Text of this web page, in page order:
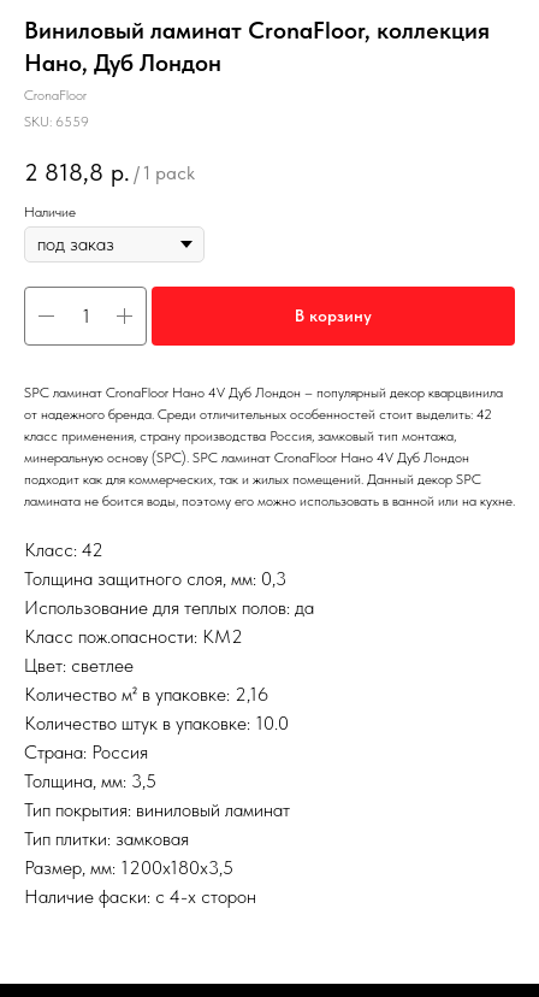
Виниловый ламинат CronaFloor, коллекция
Нано, Дуб Лондон
CronaFloor
SKU: 6559
2 818,8 р. / 1 pack
Наличие
В корзину
SPC ламинат CronaFloor Нано 4V Дуб Лондон – популярный декор кварцвинила
от надежного бренда. Среди отличительных особенностей стоит выделить: 42
класс применения, страну производства Россия, замковый тип монтажа,
минеральную основу (SPC). SPC ламинат CronaFloor Нано 4V Дуб Лондон
подходит как для коммерческих, так и жилых помещений. Данный декор SPC
ламината не боится воды, поэтому его можно использовать в ванной или на кухне.
Класс: 42
Толщина защитного слоя, мм: 0,3
Использование для теплых полов: да
Класс пож.опасности: КМ2
Цвет: светлее
Количество м² в упаковке: 2,16
Количество штук в упаковке: 10.0
Страна: Россия
Толщина, мм: 3,5
Тип покрытия: виниловый ламинат
Тип плитки: замковая
Размер, мм: 1200х180х3,5
Наличие фаски: с 4-х сторон